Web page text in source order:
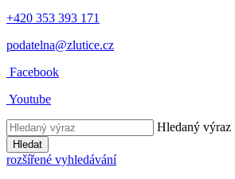
+420 353 393 171
podatelna@zlutice.cz
Facebook
Youtube
Hledaný výraz
Hledat
rozšířené vyhledávání